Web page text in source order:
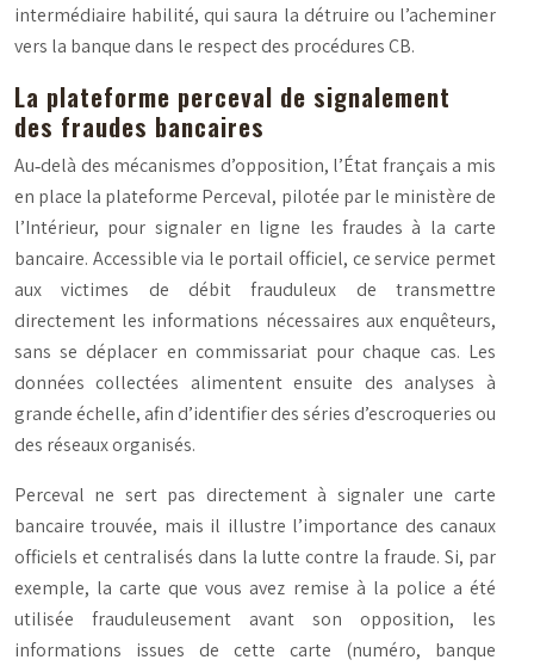
intermédiaire habilité, qui saura la détruire ou l’acheminer
vers la banque dans le respect des procédures CB.
La plateforme perceval de signalement
des fraudes bancaires
Au‑delà des mécanismes d’opposition, l’État français a mis
en place la plateforme Perceval, pilotée par le ministère de
l’Intérieur, pour signaler en ligne les fraudes à la carte
bancaire. Accessible via le portail officiel, ce service permet
aux victimes de débit frauduleux de transmettre
directement les informations nécessaires aux enquêteurs,
sans se déplacer en commissariat pour chaque cas. Les
données collectées alimentent ensuite des analyses à
grande échelle, afin d’identifier des séries d’escroqueries ou
des réseaux organisés.
Perceval ne sert pas directement à signaler une carte
bancaire trouvée, mais il illustre l’importance des canaux
officiels et centralisés dans la lutte contre la fraude. Si, par
exemple, la carte que vous avez remise à la police a été
utilisée frauduleusement avant son opposition, les
informations issues de cette carte (numéro, banque